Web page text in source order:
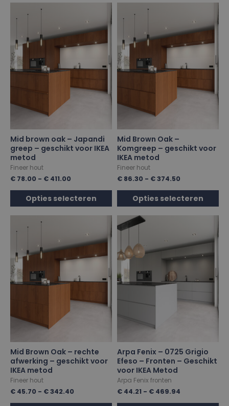
Mid brown oak – Japandi
greep – geschikt voor IKEA
metod
Fineer hout
€ 78.00 - € 411.00
Opties selecteren
Mid Brown Oak –
Komgreep – geschikt voor
IKEA metod
Fineer hout
€ 86.30 - €374.50
Opties selecteren
Mid Brown Oak – rechte
afwerking – geschikt voor
IKEA metod
Fineer hout
€ 45.70 - €342.40
Arpa Fenix – 0725 Grigio
Efeso – Fronten – Geschikt
voor IKEA Metod
Arpa Fenix fronten
€ 44.21 - € 469.94